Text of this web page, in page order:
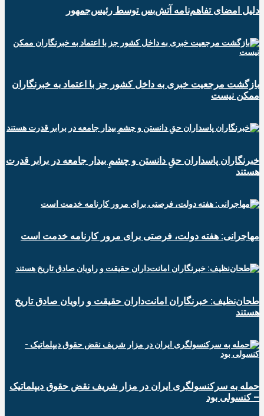
دلیل امضای تفاهم‌نامه آتش‌بس توسط رئیس‌جمهور
بازگشت مرجعیت خبری به داخل کشور جز با اعتماد به خبرنگاران
ممکن نیست
‏خبرنگاران پاسداران حقِ دانستن و چشمِ بیدار جامعه در برابر قدرت
هستند
مهاجرانی: هفته دولت، فرصتی برای مرور کارنامه خدمت است
طحان‌نظیف: خبرنگاران امانت‌داران حقیقت و راویان صادق تاریخ‌
هستند
حمله به سرکنسولگری ایران در مزار شریف نقض حقوق دیپلماتیک
– کنسولی بود